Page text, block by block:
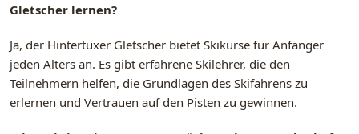
Gletscher lernen?
Ja, der Hintertuxer Gletscher bietet Skikurse für Anfänger
jeden Alters an. Es gibt erfahrene Skilehrer, die den
Teilnehmern helfen, die Grundlagen des Skifahrens zu
erlernen und Vertrauen auf den Pisten zu gewinnen.